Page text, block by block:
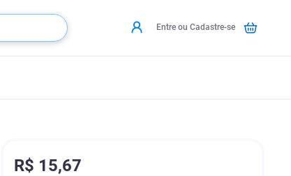
Entre ou Cadastre-se
R$ 15,67